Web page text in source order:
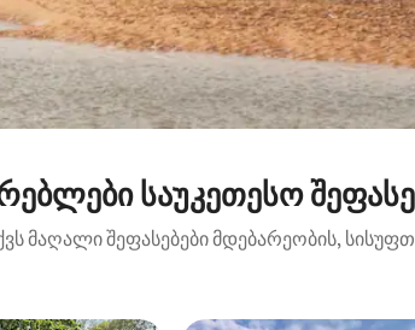
საუკეთესო
მაღალი შეფასებები მდებარეობის,